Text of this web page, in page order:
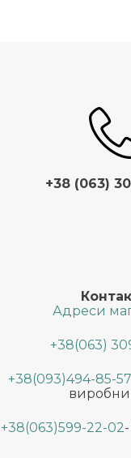
+38 (063)
Адреси
+38(063)
+38(093)494-85-57
+38(063)599-22-02